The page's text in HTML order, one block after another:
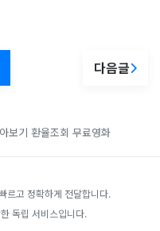
다음글
보기 환율조회 무료영화
르고 정확하게 전달합니다.
독립 서비스입니다.